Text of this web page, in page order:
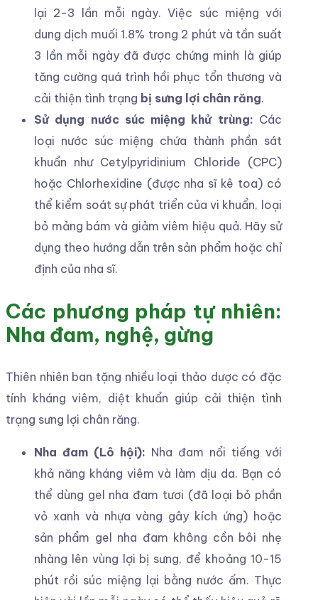
lại 2-3 lần mỗi ngày. Việc súc miệng với
dung dịch muối 1.8% trong 2 phút và tần suất
3 lần mỗi ngày đã được chứng minh là giúp
tăng cường quá trình hồi phục tổn thương và
cải thiện tình trạng bị sưng lợi chân răng.
Sử dụng nước súc miệng khử trùng: Các
loại nước súc miệng chứa thành phần sát
khuẩn như Cetylpyridinium Chloride (CPC)
hoặc Chlorhexidine (được nha sĩ kê toa) có
thể kiểm soát sự phát triển của vi khuẩn, loại
bỏ mảng bám và giảm viêm hiệu quả. Hãy sử
dụng theo hướng dẫn trên sản phẩm hoặc chỉ
định của nha sĩ.
Các phương pháp tự nhiên:
Nha đam, nghệ, gừng
Thiên nhiên ban tặng nhiều loại thảo dược có đặc
tính kháng viêm, diệt khuẩn giúp cải thiện tình
trạng sưng lợi chân răng.
Nha đam (Lô hội): Nha đam nổi tiếng với
khả năng kháng viêm và làm dịu da. Bạn có
thể dùng gel nha đam tươi (đã loại bỏ phần
vỏ xanh và nhựa vàng gây kích ứng) hoặc
sản phẩm gel nha đam không cồn bôi nhẹ
nhàng lên vùng lợi bị sưng, để khoảng 10-15
phút rồi súc miệng lại bằng nước ấm. Thực